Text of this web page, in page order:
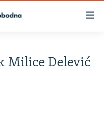
Milice Delević